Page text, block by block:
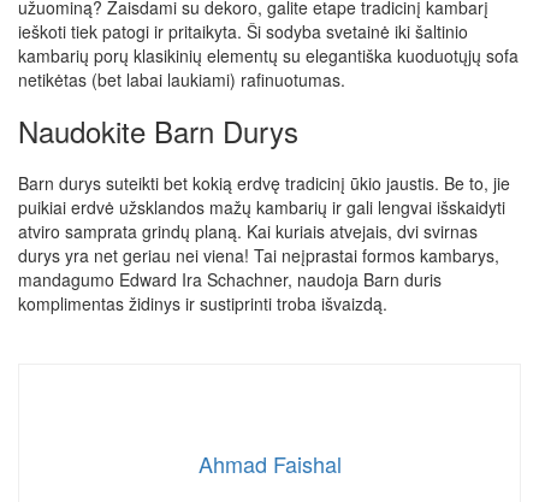
užuominą? Žaisdami su dekoro, galite etape tradicinį kambarį
ieškoti tiek patogi ir pritaikyta. Ši sodyba svetainė iki šaltinio
kambarių porų klasikinių elementų su elegantiška kuoduotųjų sofa
netikėtas (bet labai laukiami) rafinuotumas.
Naudokite Barn Durys
Barn durys suteikti bet kokią erdvę tradicinį ūkio jaustis. Be to, jie
puikiai erdvė užsklandos mažų kambarių ir gali lengvai išskaidyti
atviro samprata grindų planą. Kai kuriais atvejais, dvi svirnas
durys yra net geriau nei viena! Tai neįprastai formos kambarys,
mandagumo Edward Ira Schachner, naudoja Barn duris
komplimentas židinys ir sustiprinti troba išvaizdą.
Ahmad Faishal